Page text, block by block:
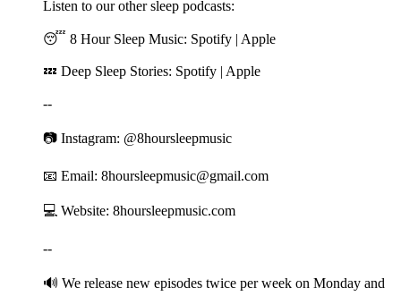
Listen to our other sleep podcasts:
😴 8 Hour Sleep Music: ⁠⁠⁠⁠⁠⁠⁠⁠⁠⁠⁠⁠⁠⁠⁠⁠⁠⁠⁠⁠⁠⁠⁠⁠⁠⁠⁠⁠⁠⁠⁠⁠⁠⁠⁠⁠⁠⁠⁠⁠⁠⁠⁠⁠⁠⁠⁠⁠⁠⁠⁠⁠⁠⁠⁠⁠⁠⁠⁠⁠⁠⁠⁠⁠⁠⁠⁠⁠⁠⁠⁠⁠⁠⁠⁠⁠⁠⁠⁠⁠⁠⁠⁠⁠⁠⁠⁠⁠⁠⁠⁠⁠⁠⁠⁠⁠⁠⁠⁠⁠⁠⁠⁠⁠⁠⁠⁠⁠⁠⁠⁠⁠⁠⁠⁠⁠⁠⁠⁠⁠⁠⁠⁠⁠⁠⁠⁠⁠⁠⁠⁠Spotify⁠⁠⁠⁠⁠⁠⁠⁠⁠⁠⁠⁠⁠⁠⁠⁠⁠⁠⁠⁠⁠⁠⁠⁠⁠⁠⁠⁠⁠⁠⁠⁠⁠⁠⁠⁠⁠⁠⁠⁠⁠⁠⁠⁠⁠⁠⁠⁠⁠⁠⁠⁠⁠⁠⁠⁠⁠⁠⁠⁠⁠⁠⁠⁠⁠⁠⁠⁠⁠⁠⁠⁠⁠⁠⁠⁠⁠⁠⁠⁠⁠⁠⁠⁠⁠⁠⁠⁠⁠⁠⁠⁠⁠⁠⁠⁠⁠⁠⁠⁠⁠⁠⁠⁠⁠⁠⁠⁠⁠⁠⁠⁠⁠⁠⁠⁠⁠⁠⁠⁠⁠⁠⁠⁠⁠⁠⁠⁠⁠⁠⁠ | ⁠⁠⁠⁠⁠⁠⁠⁠⁠⁠⁠⁠⁠⁠⁠⁠⁠⁠⁠⁠⁠⁠⁠⁠⁠⁠⁠⁠⁠⁠⁠⁠⁠⁠⁠⁠⁠⁠⁠⁠⁠⁠⁠⁠⁠⁠⁠⁠⁠⁠⁠⁠⁠⁠⁠⁠⁠⁠⁠⁠⁠⁠⁠⁠⁠⁠⁠⁠⁠⁠⁠⁠⁠⁠⁠⁠⁠⁠⁠⁠⁠⁠⁠⁠⁠⁠⁠⁠⁠⁠⁠⁠⁠⁠⁠⁠⁠⁠⁠⁠⁠⁠⁠⁠⁠⁠⁠⁠⁠⁠⁠⁠⁠⁠⁠⁠⁠⁠⁠⁠⁠⁠⁠⁠⁠⁠⁠⁠⁠⁠⁠Apple⁠⁠⁠⁠⁠⁠⁠⁠⁠⁠⁠⁠⁠⁠⁠⁠⁠⁠⁠⁠⁠⁠⁠⁠⁠⁠⁠⁠⁠⁠⁠⁠⁠⁠⁠⁠⁠⁠⁠⁠⁠⁠⁠⁠⁠⁠⁠⁠⁠⁠⁠⁠⁠⁠⁠⁠⁠⁠⁠⁠⁠⁠⁠⁠⁠⁠⁠⁠⁠⁠⁠⁠⁠⁠⁠⁠⁠⁠⁠⁠⁠⁠⁠⁠⁠⁠⁠⁠⁠⁠⁠⁠⁠⁠⁠⁠⁠⁠⁠⁠⁠⁠⁠⁠⁠⁠⁠⁠⁠⁠⁠⁠⁠⁠⁠⁠⁠⁠⁠⁠⁠⁠⁠⁠⁠
💤 Deep Sleep Stories: ⁠⁠⁠⁠⁠⁠⁠⁠⁠⁠⁠⁠⁠⁠⁠⁠⁠⁠⁠⁠⁠⁠⁠⁠⁠⁠⁠⁠⁠⁠⁠⁠⁠⁠⁠⁠⁠⁠⁠⁠⁠⁠⁠⁠⁠⁠⁠⁠⁠⁠⁠⁠⁠⁠⁠⁠⁠⁠⁠⁠⁠⁠⁠⁠⁠⁠⁠⁠⁠⁠⁠⁠⁠⁠⁠⁠⁠⁠⁠⁠⁠⁠⁠⁠⁠⁠⁠⁠⁠⁠⁠⁠⁠⁠⁠⁠⁠⁠⁠⁠⁠⁠⁠⁠⁠⁠⁠⁠⁠⁠⁠⁠⁠⁠⁠⁠⁠⁠⁠⁠⁠⁠⁠⁠⁠⁠⁠⁠⁠⁠⁠Spotify⁠⁠⁠⁠⁠⁠⁠⁠⁠⁠⁠⁠⁠⁠⁠⁠⁠⁠⁠⁠⁠⁠⁠⁠⁠⁠⁠⁠⁠⁠⁠⁠⁠⁠⁠⁠⁠⁠⁠⁠⁠⁠⁠⁠⁠⁠⁠⁠⁠⁠⁠⁠⁠⁠⁠⁠⁠⁠⁠⁠⁠⁠⁠⁠⁠⁠⁠⁠⁠⁠⁠⁠⁠⁠⁠⁠⁠⁠⁠⁠⁠⁠⁠⁠⁠⁠⁠⁠⁠⁠⁠⁠⁠⁠⁠⁠⁠⁠⁠⁠⁠⁠⁠⁠⁠⁠⁠⁠⁠⁠⁠⁠⁠⁠⁠⁠⁠⁠⁠⁠⁠⁠⁠⁠⁠⁠⁠⁠⁠⁠⁠ | ⁠⁠⁠⁠⁠⁠⁠⁠⁠⁠⁠⁠⁠⁠⁠⁠⁠⁠⁠⁠⁠⁠⁠⁠⁠⁠⁠⁠⁠⁠⁠⁠⁠⁠⁠⁠⁠⁠⁠⁠⁠⁠⁠⁠⁠⁠⁠⁠⁠⁠⁠⁠⁠⁠⁠⁠⁠⁠⁠⁠⁠⁠⁠⁠⁠⁠⁠⁠⁠⁠⁠⁠⁠⁠⁠⁠⁠⁠⁠⁠⁠⁠⁠⁠⁠⁠⁠⁠⁠⁠⁠⁠⁠⁠⁠⁠⁠⁠⁠⁠⁠⁠⁠⁠⁠⁠⁠⁠⁠⁠⁠⁠⁠⁠⁠⁠⁠⁠⁠⁠⁠⁠⁠⁠⁠⁠⁠⁠⁠⁠⁠Apple⁠⁠⁠⁠⁠⁠⁠⁠⁠⁠⁠⁠⁠⁠⁠⁠⁠⁠⁠⁠⁠⁠⁠⁠⁠⁠⁠⁠⁠⁠⁠⁠⁠⁠⁠⁠⁠⁠⁠⁠⁠⁠⁠⁠⁠⁠⁠⁠⁠⁠⁠⁠⁠⁠⁠⁠⁠⁠⁠⁠⁠⁠⁠⁠⁠⁠⁠⁠⁠⁠⁠⁠⁠⁠⁠⁠⁠⁠⁠⁠⁠⁠⁠⁠⁠⁠⁠⁠⁠⁠⁠⁠⁠⁠⁠⁠⁠⁠⁠⁠⁠⁠⁠⁠⁠⁠⁠⁠⁠⁠⁠⁠⁠⁠⁠⁠⁠⁠⁠⁠⁠⁠⁠⁠⁠
--
📷 Instagram: ⁠⁠⁠⁠⁠⁠⁠⁠⁠⁠⁠⁠⁠⁠⁠⁠⁠⁠⁠⁠⁠⁠⁠⁠⁠⁠⁠⁠⁠⁠⁠⁠⁠⁠⁠⁠⁠⁠⁠⁠⁠⁠⁠⁠⁠⁠⁠⁠⁠⁠⁠⁠⁠⁠⁠⁠⁠⁠⁠⁠⁠⁠⁠⁠⁠⁠⁠⁠⁠⁠⁠⁠⁠⁠⁠⁠⁠⁠⁠⁠⁠⁠⁠⁠⁠⁠⁠⁠⁠⁠⁠⁠⁠⁠⁠⁠⁠⁠⁠⁠⁠⁠⁠⁠⁠⁠⁠⁠⁠⁠⁠⁠⁠⁠⁠⁠⁠⁠⁠⁠⁠⁠⁠⁠⁠⁠⁠⁠⁠⁠⁠⁠⁠@8hoursleepmusic⁠⁠⁠⁠⁠⁠⁠⁠⁠⁠⁠⁠⁠⁠⁠⁠⁠⁠⁠⁠⁠⁠⁠⁠⁠⁠⁠⁠⁠⁠⁠⁠⁠⁠⁠⁠⁠⁠⁠⁠⁠⁠⁠⁠⁠⁠⁠⁠⁠⁠⁠⁠⁠⁠⁠⁠⁠⁠⁠⁠⁠⁠⁠⁠⁠⁠⁠⁠⁠⁠⁠⁠⁠⁠⁠⁠⁠⁠⁠⁠⁠⁠⁠⁠⁠⁠⁠⁠⁠⁠⁠⁠⁠⁠⁠⁠⁠⁠⁠⁠⁠⁠⁠⁠⁠⁠⁠⁠⁠⁠⁠⁠⁠⁠⁠⁠⁠⁠⁠⁠⁠⁠⁠⁠⁠⁠⁠⁠⁠⁠⁠⁠⁠
📧 Email: ⁠⁠⁠⁠⁠⁠⁠⁠⁠⁠⁠⁠⁠⁠⁠⁠⁠⁠⁠⁠⁠⁠⁠⁠⁠⁠⁠⁠⁠⁠⁠⁠⁠⁠⁠⁠⁠⁠⁠⁠⁠⁠⁠⁠⁠⁠⁠⁠⁠⁠⁠⁠⁠⁠⁠⁠⁠⁠⁠⁠⁠⁠⁠⁠⁠⁠⁠⁠⁠⁠⁠⁠⁠⁠⁠⁠⁠⁠⁠⁠⁠⁠⁠⁠⁠⁠⁠⁠⁠⁠⁠⁠⁠⁠⁠⁠⁠⁠⁠⁠⁠⁠⁠⁠⁠⁠⁠⁠⁠⁠⁠⁠⁠⁠⁠⁠⁠⁠⁠⁠⁠⁠⁠⁠⁠⁠⁠⁠⁠8hoursleepmusic@gmail.com⁠⁠⁠⁠⁠⁠⁠⁠⁠⁠⁠⁠⁠⁠⁠⁠⁠⁠⁠⁠⁠⁠⁠⁠⁠⁠⁠⁠⁠⁠⁠⁠⁠⁠⁠⁠⁠⁠⁠⁠⁠⁠⁠⁠⁠⁠⁠⁠⁠⁠⁠⁠⁠⁠⁠⁠⁠⁠⁠⁠⁠⁠⁠⁠⁠⁠⁠⁠⁠⁠⁠⁠⁠⁠⁠⁠⁠⁠⁠⁠⁠⁠⁠⁠⁠⁠⁠⁠⁠⁠⁠⁠⁠⁠⁠⁠⁠⁠⁠⁠⁠⁠⁠⁠⁠⁠⁠⁠⁠⁠⁠⁠⁠⁠⁠⁠⁠⁠⁠⁠⁠⁠⁠⁠⁠⁠⁠⁠⁠
💻 Website: ⁠⁠⁠⁠⁠⁠⁠⁠⁠⁠⁠⁠⁠⁠⁠⁠⁠⁠⁠⁠⁠⁠⁠⁠⁠⁠⁠⁠⁠⁠⁠⁠⁠⁠⁠⁠⁠⁠⁠⁠⁠⁠⁠⁠⁠⁠⁠⁠⁠⁠⁠⁠⁠⁠⁠⁠⁠⁠⁠⁠⁠⁠⁠⁠⁠⁠⁠⁠⁠⁠⁠⁠⁠⁠⁠⁠⁠⁠⁠⁠⁠⁠⁠⁠⁠⁠⁠⁠⁠⁠⁠⁠⁠⁠⁠⁠⁠⁠⁠⁠⁠⁠⁠⁠⁠⁠⁠⁠⁠⁠⁠⁠⁠⁠⁠⁠⁠⁠⁠⁠⁠⁠⁠⁠⁠⁠⁠⁠⁠⁠⁠⁠⁠8hoursleepmusic.com⁠⁠⁠⁠⁠⁠⁠⁠⁠⁠⁠⁠⁠⁠⁠⁠⁠⁠⁠⁠⁠⁠⁠⁠⁠⁠⁠⁠⁠⁠⁠⁠⁠⁠⁠⁠⁠⁠⁠⁠⁠⁠⁠⁠⁠⁠⁠⁠⁠⁠⁠⁠⁠⁠⁠⁠⁠⁠⁠⁠⁠⁠⁠⁠⁠⁠⁠⁠⁠⁠⁠⁠⁠⁠⁠⁠⁠⁠⁠⁠⁠⁠⁠⁠⁠⁠⁠⁠⁠⁠⁠⁠⁠⁠⁠⁠⁠⁠⁠⁠⁠⁠⁠⁠⁠⁠⁠⁠⁠⁠⁠⁠⁠⁠⁠⁠⁠⁠⁠⁠⁠⁠⁠⁠⁠⁠⁠⁠⁠⁠⁠⁠
--
🔊 We release new episodes twice per week on Monday and